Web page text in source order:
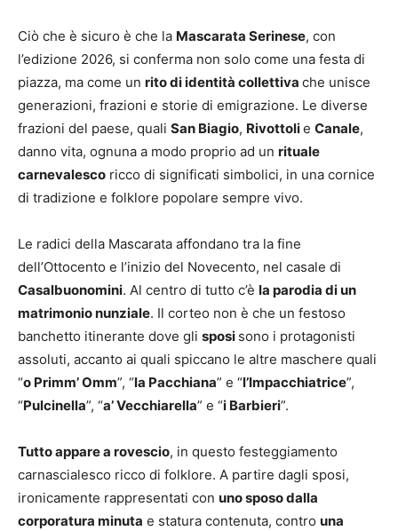
Ciò che è sicuro è che la Mascarata Serinese, con
l’edizione 2026, si conferma non solo come una festa di
piazza, ma come un rito di identità collettiva che unisce
generazioni, frazioni e storie di emigrazione. Le diverse
frazioni del paese, quali San Biagio, Rivottolie Canale,
danno vita, ognuna a modo proprio ad un rituale
carnevalesco ricco di significati simbolici, in una cornice
di tradizione e folklore popolare sempre vivo.
Le radici della Mascarata affondano tra la fine
dell’Ottocento e l’inizio del Novecento, nel casale di
Casalbuonomini. Al centro di tutto c’è la parodia di un
matrimonio nunziale. Il corteo non è che un festoso
banchetto itinerante dove gli sposi sono i protagonisti
assoluti, accanto ai quali spiccano le altre maschere quali
“o Primm’ Omm”, “la Pacchiana” e “l’Impacchiatrice”,
“Pulcinella”, “a’ Vecchiarella” e “i Barbieri”.
Tutto appare a rovescio, in questo festeggiamento
carnascialesco ricco di folklore. A partire dagli sposi,
ironicamente rappresentati con uno sposo dalla
corporatura minuta e statura contenuta, contro una